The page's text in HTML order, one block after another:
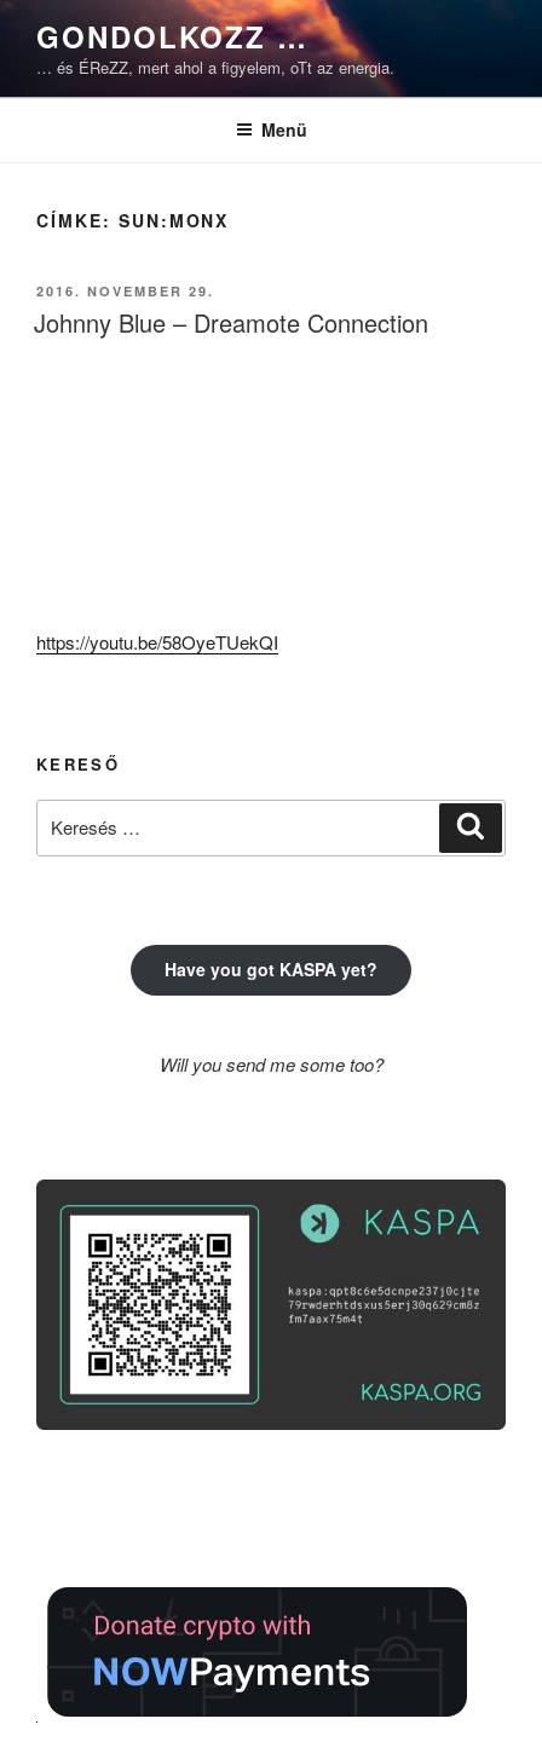
Tartalomhoz
GONDOLKOZZ …
… és ÉReZZ, mert ahol a figyelem, oTt az energia.
Menü
CÍMKE: SUN:MONX
BEKÜLDVE:
2016. NOVEMBER 29.
Johnny Blue – Dreamote Connection
https://youtu.be/58OyeTUekQI
KERESŐ
Have you got KASPA yet?
Will you send me some too?